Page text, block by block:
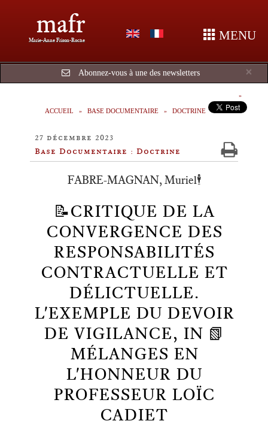
mafr
Marie-Anne Frison-Roche MENU
×
Abonnez-vous à une des newsletters
ACCUEIL BASE DOCUMENTAIRE DOCTRINE
27 décembre 2023
Base Documentaire : Doctrine
FABRE-MAGNAN, Muriel🕴️
📝CRITIQUE DE LA
CONVERGENCE DES
RESPONSABILITÉS
CONTRACTUELLE ET
DÉLICTUELLE.
L'EXEMPLE DU DEVOIR
DE VIGILANCE, IN 📗
MÉLANGES EN
L'HONNEUR DU
PROFESSEUR LOÏC
CADIET